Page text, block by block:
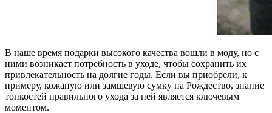
В наше время подарки высокого качества вошли в моду, но с
ними возникает потребность в уходе, чтобы сохранить их
привлекательность на долгие годы. Если вы приобрели, к
примеру, кожаную или замшевую сумку на Рождество, знание
тонкостей правильного ухода за ней является ключевым
моментом.